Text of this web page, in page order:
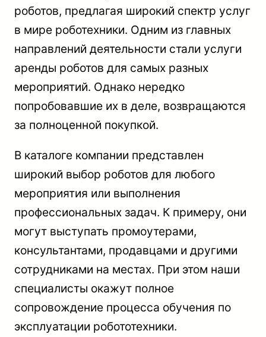
роботов, предлагая широкий спектр услуг
в мире роботехники. Одним из главных
направлений деятельности стали услуги
аренды роботов для самых разных
мероприятий. Однако нередко
попробовавшие их в деле, возвращаются
за полноценной покупкой.
В каталоге компании представлен
широкий выбор роботов для любого
мероприятия или выполнения
профессиональных задач. К примеру, они
могут выступать промоутерами,
консультантами, продавцами и другими
сотрудниками на местах. При этом наши
специалисты окажут полное
сопровождение процесса обучения по
эксплуатации робототехники.